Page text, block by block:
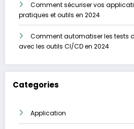
Comment sécuriser vos
pratiques et outils en 2024
Comment automatiser les tests
avec les outils CI/CD en 2024
Categories
Application